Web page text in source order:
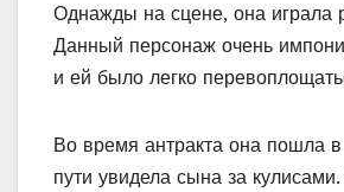
Однажды на сцене, она играла
Данный персонаж очень
и ей было легко
Во время антракта она пошла
пути увидела сына за